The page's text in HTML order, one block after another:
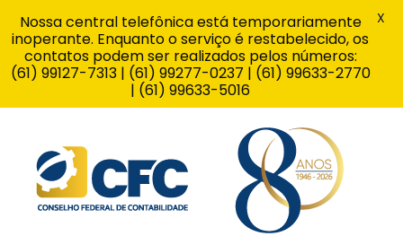
Nossa central telefônica está temporariamente
inoperante. Enquanto o serviço é restabelecido, os
contatos podem ser realizados pelos números:
(61) 99127-7313 | (61) 99277-0237 | (61) 99633-2770
| (61) 99633-5016
X